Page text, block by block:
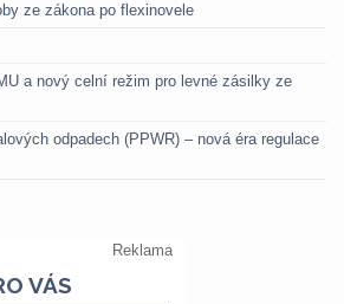
ze zákona po flexinovele
a nový celní režim pro levné zásilky ze
odpadech (PPWR) – nová éra regulace